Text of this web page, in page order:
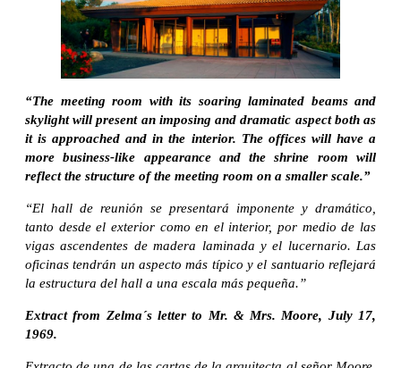
“The meeting room with its soaring laminated beams and
skylight will present an imposing and dramatic aspect both as
it is approached and in the interior. The offices will have a
more business-like appearance and the shrine room will
reflect the structure of the meeting room on a smaller scale.”
“El hall de reunión se presentará imponente y dramático,
tanto desde el exterior como en el interior, por medio de las
vigas ascendentes de madera laminada y el lucernario. Las
oficinas tendrán un aspecto más típico y el santuario reflejará
la estructura del hall a una escala más pequeña.”
Extract from Zelma´s letter to Mr. & Mrs. Moore, July 17,
1969.